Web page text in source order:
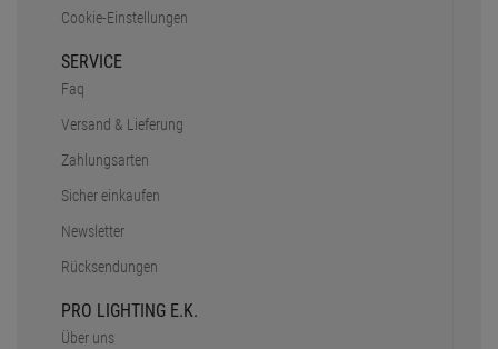
Cookie-Einstellungen
SERVICE
Faq
Versand & Lieferung
Zahlungsarten
Sicher einkaufen
Newsletter
Rücksendungen
PRO LIGHTING E.K.
Über uns